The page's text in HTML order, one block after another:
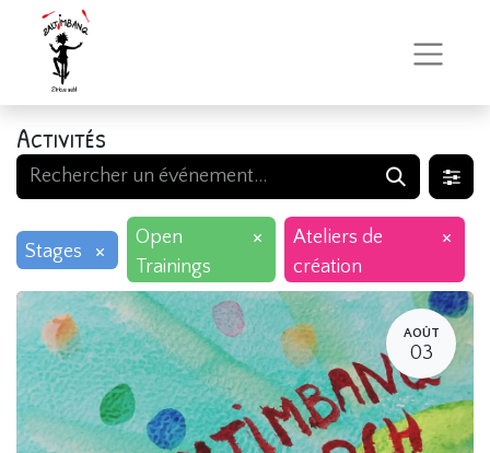
Activités
Stages ×
Open
Trainings
×
Ateliers de
création
×
AOÛT
03